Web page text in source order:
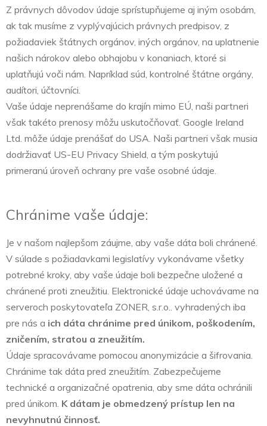
Z právnych dôvodov údaje sprístupňujeme aj iným osobám,
ak tak musíme z vyplývajúcich právnych predpisov, z
požiadaviek štátnych orgánov, iných orgánov, na uplatnenie
našich nárokov alebo obhajobu v konaniach, ktoré si
uplatňujú voči nám. Napríklad súd, kontrolné štátne orgány,
audítori, účtovníci.
Vaše údaje neprenášame do krajín mimo EÚ, naši partneri
však takéto prenosy môžu uskutočňovať. Google Ireland
Ltd. môže údaje prenášať do USA. Naši partneri však musia
dodržiavať US-EU Privacy Shield, a tým poskytujú
primeranú úroveň ochrany pre vaše osobné údaje.
Chránime vaše údaje:
Je v našom najlepšom záujme, aby vaše dáta boli chránené.
V súlade s požiadavkami legislatívy vykonávame všetky
potrebné kroky, aby vaše údaje boli bezpečne uložené a
chránené proti zneužitiu. Elektronické údaje uchovávame na
serveroch poskytovateľa ZONER, s.r.o.. vyhradených iba
pre nás a ich dáta chránime pred únikom, poškodením,
zničením, stratou a zneužitím.
Údaje spracovávame pomocou anonymizácie a šifrovania.
Chránime tak dáta pred zneužitím. Zabezpečujeme
technické a organizačné opatrenia, aby sme dáta ochránili
pred únikom. K dátam je obmedzený prístup len na
nevyhnutnú činnosť.